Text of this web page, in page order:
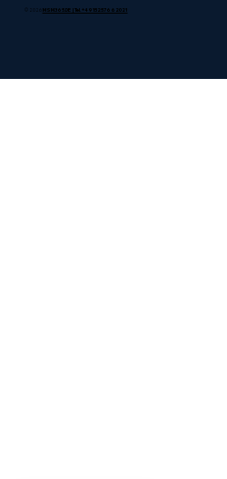
MSM365.DE | Tel. +4915257662021